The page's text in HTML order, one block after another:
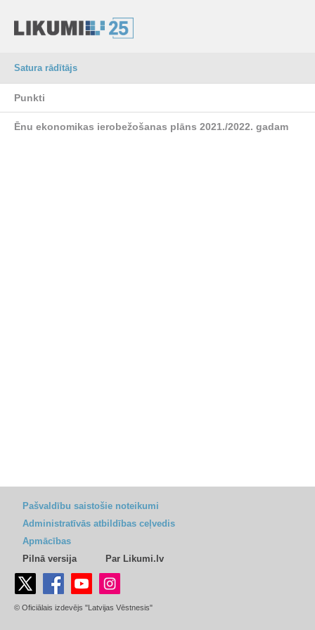
Satura rādītājs
Punkti
Ēnu ekonomikas ierobežošanas plāns 2021./2022. gadam
Pašvaldību saistošie noteikumi
Administratīvās atbildības ceļvedis
Apmācības
Pilnā versija
Par Likumi.lv
© Oficiālais izdevējs "Latvijas Vēstnesis"